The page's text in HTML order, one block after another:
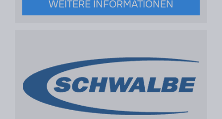
WEITERE INFORMATIONEN